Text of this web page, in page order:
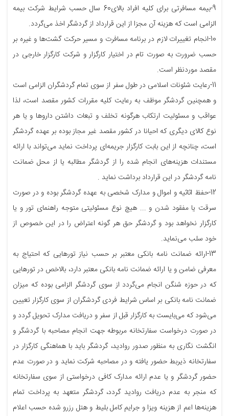
9-بیمه مسافرتی برای کلیه افراد بالای60 سال حسب شرایط شرکت بیمه
الزامی است که هزینه آن مجزا از این قرارداد از گردشگر اخذ می‌گردد.
10-انجام تغییرات لازم در برنامه مسافرت و مسیر حرکت گشت‌ها و غیره بر
حسب ضرورت به صورت تام در اختیار کارگزار و شرکت کارگزار خارجی در
مقصد موردنظر است.
11-رعایت شئونات اسلامی در طول سفر از سوی تمام گردشگران الزامی است
و همچنین گردشگر موظف به رعایت کلیه مقررات کشور مقصد است، لذا
عواقب و مسئولیت ارتکاب هرگونه تخلف و تبعات داشتن داروها و یا هر
نوع کالای دیگری که احیانا در کشور مقصد غیر مجاز بوده بر عهده گردشگر
است، چنانچه از این بابت کارگزار جریمه‌ای پرداخت نماید می‌تواند با ارائه
مستندات هزینه‌های انجام شده را از گردشگر مطالبه یا از محل ضمانت
نامه گردشگر در این قرارداد برداشت نماید .
12-حفظ اثاثیه و اموال و مدارک شخصی به عهده گردشگر بوده و در صورت
سرقت یا مفقود شدن و ... هیچ نوع مسئولیتی متوجه راهنمای تور و یا
کارگزار نخواهد بود و گردشگر حق هر گونه اعتراض را در این خصوص از
خود سلب می‌نماید.
13-ارائه ضمانت نامه بانکی معتبر بر حسب نیاز تورهایی که احتیاج به
معرفی ضامن و یا ارائه ضمانت نامه بانکی معتبر دارد، بالاخص در تورهایی
که در حوزه شنگن انجام می‌گردد از سوی گردشگر الزامی بوده که میزان
ضمانت نامه بانکی بر اساس شرایط فردی گردشگران از سوی کارگزار تعیین
می‌شود که می‌بایست به کارگزار قبل از سفر و دریافت مدارک تحویل گردد و
در صورت درخواست سفارتخانه مربوطه جهت انجام مصاحبه با گردشگر و
انگشت نگاری به منظور صدور روادید، گردشگر باید با هماهنگی کارگزار در
سفارتخانه ذیربط حضور یافته و در مصاحبه شرکت نماید و در صورت عدم
حضور گردشگر و یا عدم ارائه مدارک کافی درخواستی از سوی سفارتخانه
که منجر به عدم دریافت روادید گردد، گردشگر متعهد به پرداخت تمام
هزینه‌ها اعم از هزینه ویزا و جرایم کامل بلیط و هتل رزرو شده حسب اعلام